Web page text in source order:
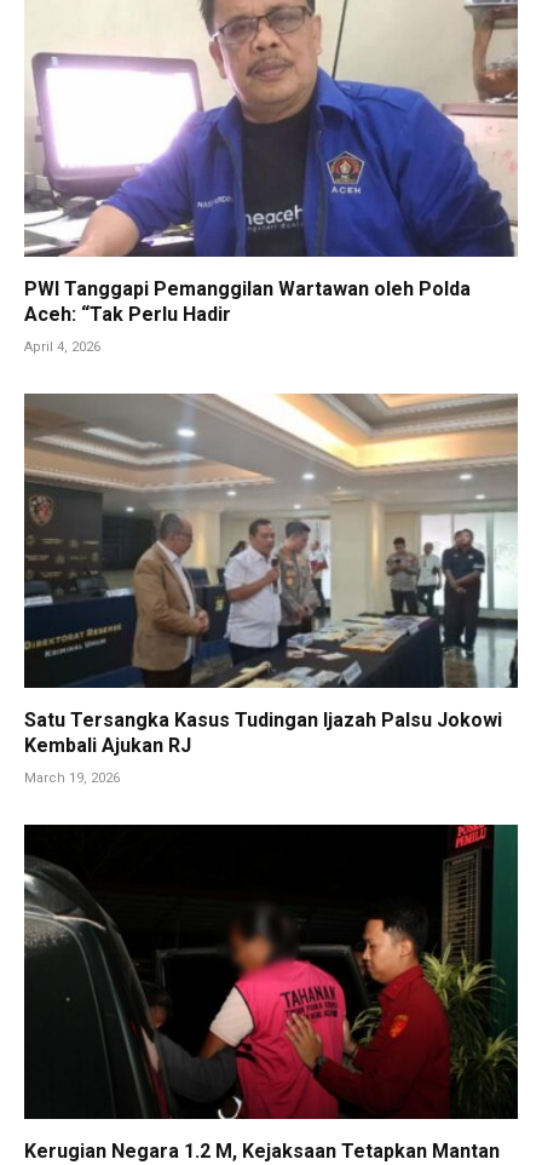
PWI Tanggapi Pemanggilan Wartawan oleh Polda
Aceh: “Tak Perlu Hadir
April 4, 2026
Satu Tersangka Kasus Tudingan Ijazah Palsu Jokowi
Kembali Ajukan RJ
March 19, 2026
Kerugian Negara 1.2 M, Kejaksaan Tetapkan Mantan